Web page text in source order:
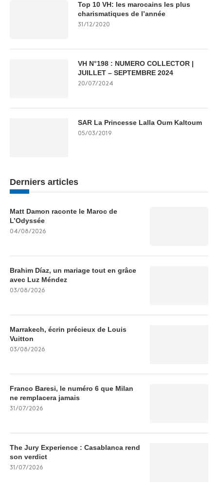
Top 10 VH: les marocains les plus
charismatiques de l’année
31/12/2020
VH N°198 : NUMERO COLLECTOR |
JUILLET – SEPTEMBRE 2024
20/07/2024
SAR La Princesse Lalla Oum Kaltoum
05/03/2019
Derniers articles
Matt Damon raconte le Maroc de
L’Odyssée
04/08/2026
Brahim Díaz, un mariage tout en grâce
avec Luz Méndez
03/08/2026
Marrakech, écrin précieux de Louis
Vuitton
03/08/2026
Franco Baresi, le numéro 6 que Milan
ne remplacera jamais
31/07/2026
The Jury Experience : Casablanca rend
son verdict
31/07/2026